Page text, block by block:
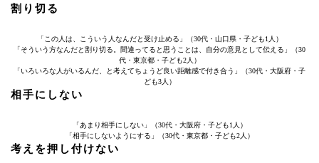
割り切る
「この人は、こういう人なんだと受け止める」（30代・山口県・子ども1人）
「そういう方なんだと割り切る。間違ってると思うことは、自分の意見として伝える」（30
代・東京都・子ども2人）
「いろいろな人がいるんだ、と考えてちょうど良い距離感で付き合う」（30代・大阪府・子
ども3人）
相手にしない
「あまり相手にしない」（30代・大阪府・子ども1人）
「相手にしないようにする」（30代・東京都・子ども2人）
考えを押し付けない